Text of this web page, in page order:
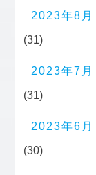
2023年8月
(31)
2023年7月
(31)
2023年6月
(30)